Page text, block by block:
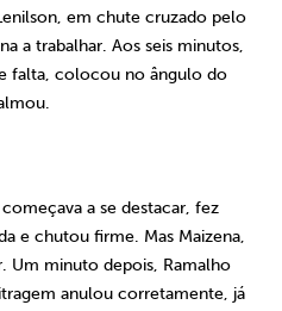
em chute cruzado pelo
a trabalhar. Aos seis minutos,
falta, colocou no ângulo do
a se destacar, fez
e chutou firme. Mas Maizena,
Um minuto depois, Ramalho
anulou corretamente, já